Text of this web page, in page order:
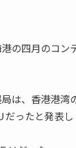
の四月のコン
は、香港港湾
だったと発表し